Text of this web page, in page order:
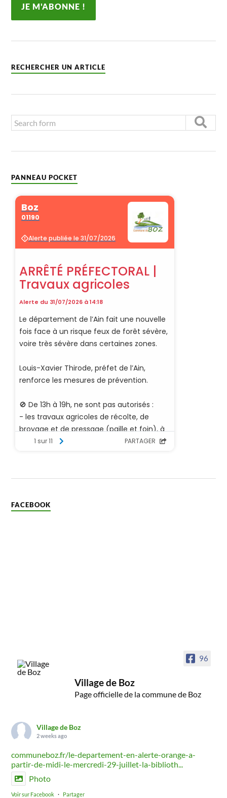
RECHERCHER UN ARTICLE
PANNEAU POCKET
FACEBOOK
96
Village de Boz
Page officielle de la commune de Boz
Village de Boz
2 weeks ago
communeboz.fr/le-departement-en-alerte-orange-a-
partir-de-midi-le-mercredi-29-juillet-la-biblioth...
Photo
Voir sur Facebook · Partager